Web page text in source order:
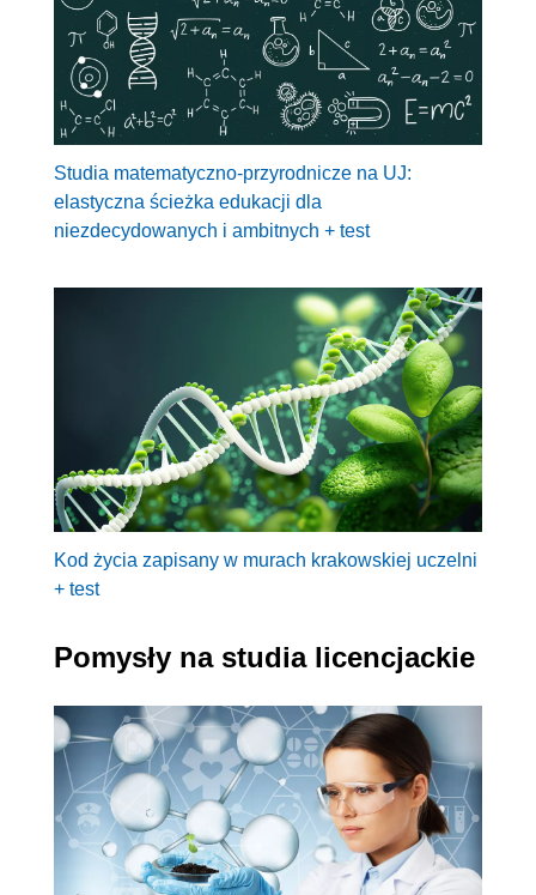
Studia matematyczno-przyrodnicze na UJ:
elastyczna ścieżka edukacji dla
niezdecydowanych i ambitnych + test
Kod życia zapisany w murach krakowskiej uczelni
+ test
Pomysły na studia licencjackie